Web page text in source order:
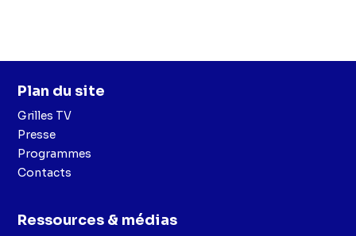
Plan du site
Grilles TV
Presse
Programmes
Contacts
Ressources & médias